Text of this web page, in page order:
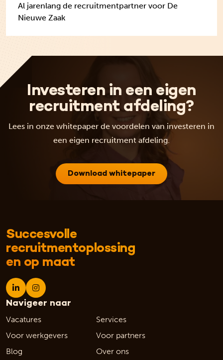
Al jarenlang de recruitmentpartner voor De
Nieuwe Zaak
Investeren in een eigen
recruitment afdeling?
Lees in onze whitepaper de voordelen van investeren in
een eigen recruitment afdeling.
Download whitepaper
Succesvolle
recruitmentoplossing
en op maat
Navigeer naar
Vacatures
Services
Voor werkgevers
Voor partners
Blog
Over ons